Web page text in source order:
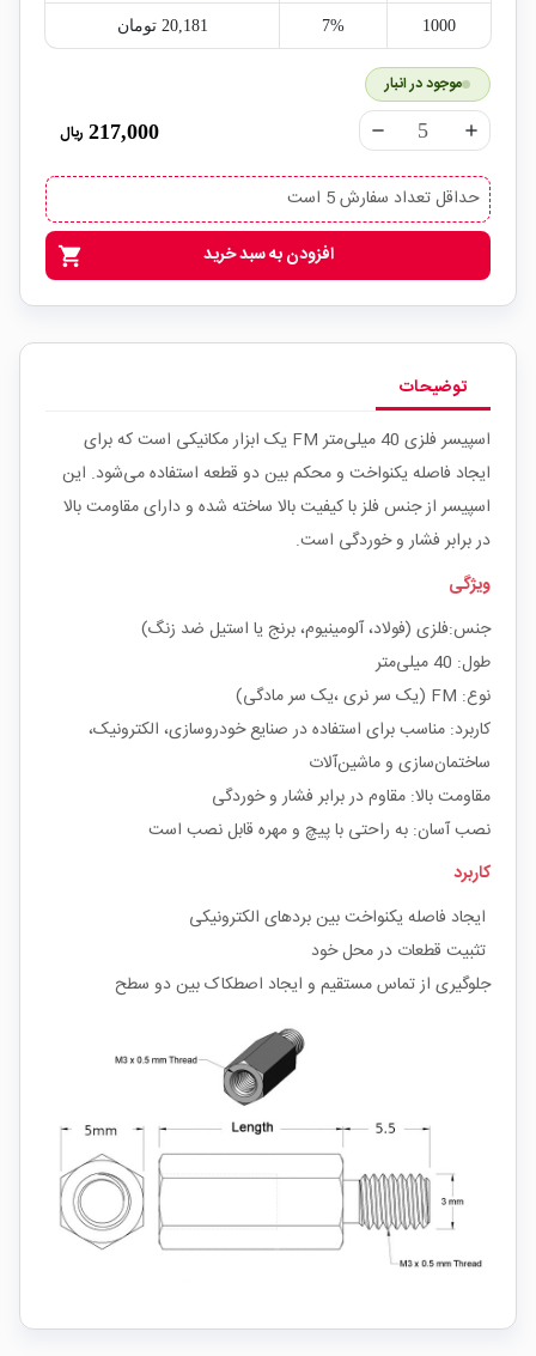
1000
7% 20,181‎ تومان
موجود در انبار
remove add
217,000 ریال
حداقل تعداد سفارش 5 است
shopping_cart افزودن به سبد خرید
توضیحات
اسپیسر فلزی 40 میلی‌متر FM یک ابزار مکانیکی است که برای
ایجاد فاصله یکنواخت و محکم بین دو قطعه استفاده می‌شود. این
اسپیسر از جنس فلز با کیفیت بالا ساخته شده و دارای مقاومت بالا
در برابر فشار و خوردگی است.
ویژگی
جنس:فلزی (فولاد، آلومینیوم، برنج یا استیل ضد زنگ)
طول: 40 میلی‌متر
نوع: FM (یک سر نری ،یک سر مادگی)
کاربرد: مناسب برای استفاده در صنایع خودروسازی، الکترونیک،
ساختمان‌سازی و ماشین‌آلات
مقاومت بالا: مقاوم در برابر فشار و خوردگی
نصب آسان: به راحتی با پیچ و مهره قابل نصب است
کاربرد
ایجاد فاصله یکنواخت بین بردهای الکترونیکی
تثبیت قطعات در محل خود
جلوگیری از تماس مستقیم و ایجاد اصطکاک بین دو سطح